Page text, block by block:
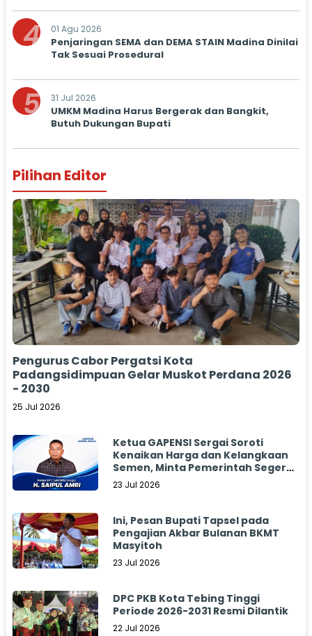
4 01 Agu 2026
Penjaringan SEMA dan DEMA STAIN Madina Dinilai
Tak Sesuai Prosedural
5 31 Jul 2026
UMKM Madina Harus Bergerak dan Bangkit,
Butuh Dukungan Bupati
Pilihan Editor
Pengurus Cabor Pergatsi Kota
Padangsidimpuan Gelar Muskot Perdana 2026
- 2030
25 Jul 2026
Ketua GAPENSI Sergai Soroti
Kenaikan Harga dan Kelangkaan
Semen, Minta Pemerintah Segera
Bertindak
23 Jul 2026
Ini, Pesan Bupati Tapsel pada
Pengajian Akbar Bulanan BKMT
Masyitoh
23 Jul 2026
DPC PKB Kota Tebing Tinggi
Periode 2026-2031 Resmi Dilantik
22 Jul 2026